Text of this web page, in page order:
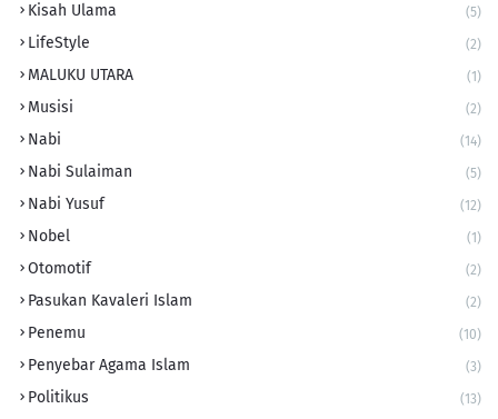
Kisah Ulama (5)
LifeStyle (2)
MALUKU UTARA (1)
Musisi (2)
Nabi (14)
Nabi Sulaiman (5)
Nabi Yusuf (12)
Nobel (1)
Otomotif (2)
Pasukan Kavaleri Islam (2)
Penemu (10)
Penyebar Agama Islam (3)
Politikus (13)